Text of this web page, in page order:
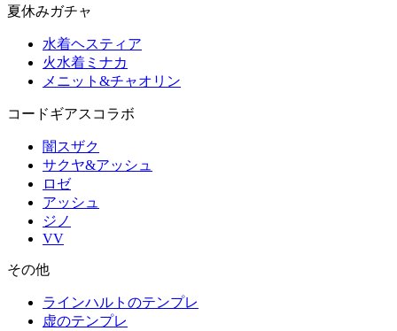
夏休みガチャ
水着ヘスティア
火水着ミナカ
メニット&チャオリン
コードギアスコラボ
闇スザク
サクヤ&アッシュ
ロゼ
アッシュ
ジノ
VV
その他
ラインハルトのテンプレ
虚のテンプレ